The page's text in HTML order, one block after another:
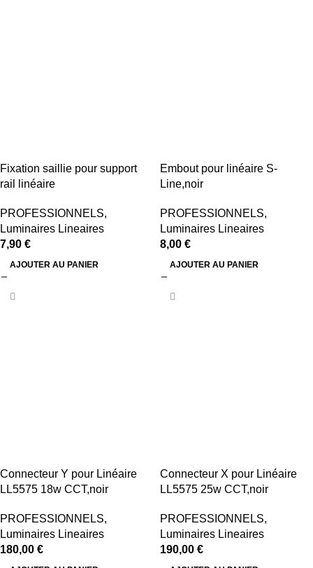
Fixation saillie pour support
rail linéaire
PROFESSIONNELS,
Luminaires Lineaires
7,90 €
AJOUTER AU PANIER
Embout pour linéaire S-
Line,noir
PROFESSIONNELS,
Luminaires Lineaires
8,00 €
AJOUTER AU PANIER
Connecteur Y pour Linéaire
LL5575 18w CCT,noir
PROFESSIONNELS,
Luminaires Lineaires
180,00 €
Connecteur X pour Linéaire
LL5575 25w CCT,noir
PROFESSIONNELS,
Luminaires Lineaires
190,00 €